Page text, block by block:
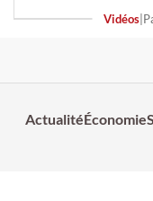
Vidéos|
ActualitéÉconomie